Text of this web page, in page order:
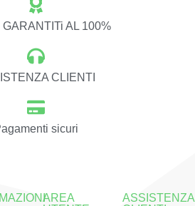
GARANTITi AL 100%
CLIENTI
sicuri
AREA
ASSISTENZA